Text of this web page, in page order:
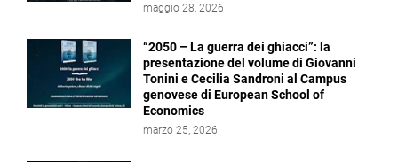
maggio 28, 2026
“2050 – La guerra dei ghiacci”: la
presentazione del volume di Giovanni
Tonini e Cecilia Sandroni al Campus
genovese di European School of
Economics
marzo 25, 2026